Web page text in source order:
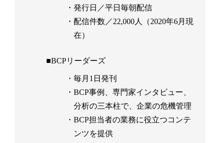
・発行日／平日毎朝配信
・配信件数／22,000人（2020年6月現
在）
■BCPリーダーズ
・毎月1日発刊
・BCP事例、専門家インタビュー、
分析の三本柱で、企業の危機管理
・BCP担当者の業務に役立つコンテ
ンツを提供